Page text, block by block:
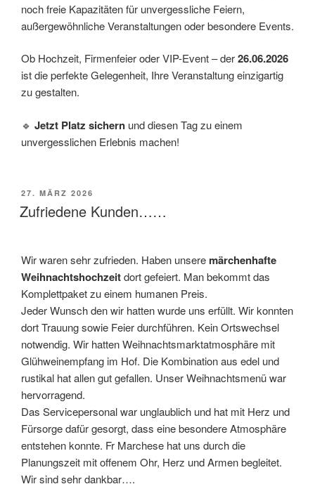
noch freie Kapazitäten für unvergessliche Feiern,
außergewöhnliche Veranstaltungen oder besondere Events.
Ob Hochzeit, Firmenfeier oder VIP-Event – der26.06.2026
ist die perfekte Gelegenheit, Ihre Veranstaltung einzigartig
zu gestalten.
🔹 Jetzt Platz sichern und diesen Tag zu einem
unvergesslichen Erlebnis machen!
VERÖFFENTLICHT
AM
27. MÄRZ 2026
Zufriedene Kunden……
Wir waren sehr zufrieden. Haben unsere märchenhafte
Weihnachtshochzeitdort gefeiert. Man bekommt das
Komplettpaket zu einem humanen Preis.
Jeder Wunsch den wir hatten wurde uns erfüllt. Wir konnten
dort Trauung sowie Feier durchführen. Kein Ortswechsel
notwendig. Wir hatten Weihnachtsmarktatmosphäre mit
Glühweinempfang im Hof. Die Kombination aus edel und
rustikal hat allen gut gefallen. Unser Weihnachtsmenü war
hervorragend.
Das Servicepersonal war unglaublich und hat mit Herz und
Fürsorge dafür gesorgt, dass eine besondere Atmosphäre
entstehen konnte. Fr Marchese hat uns durch die
Planungszeit mit offenem Ohr, Herz und Armen begleitet.
Wir sind sehr dankbar….